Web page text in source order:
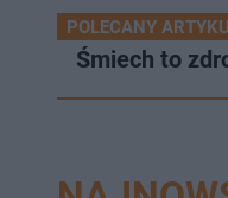
POLECANY
Śmiech to